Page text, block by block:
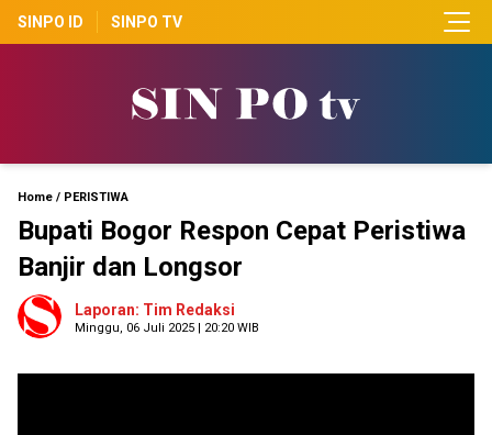
SINPO ID SINPO TV
Home / PERISTIWA
Bupati Bogor Respon Cepat Peristiwa
Banjir dan Longsor
Laporan: Tim Redaksi
Minggu, 06 Juli 2025 | 20:20 WIB